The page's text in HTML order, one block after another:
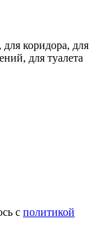
коридора, для
для туалета
с политикой